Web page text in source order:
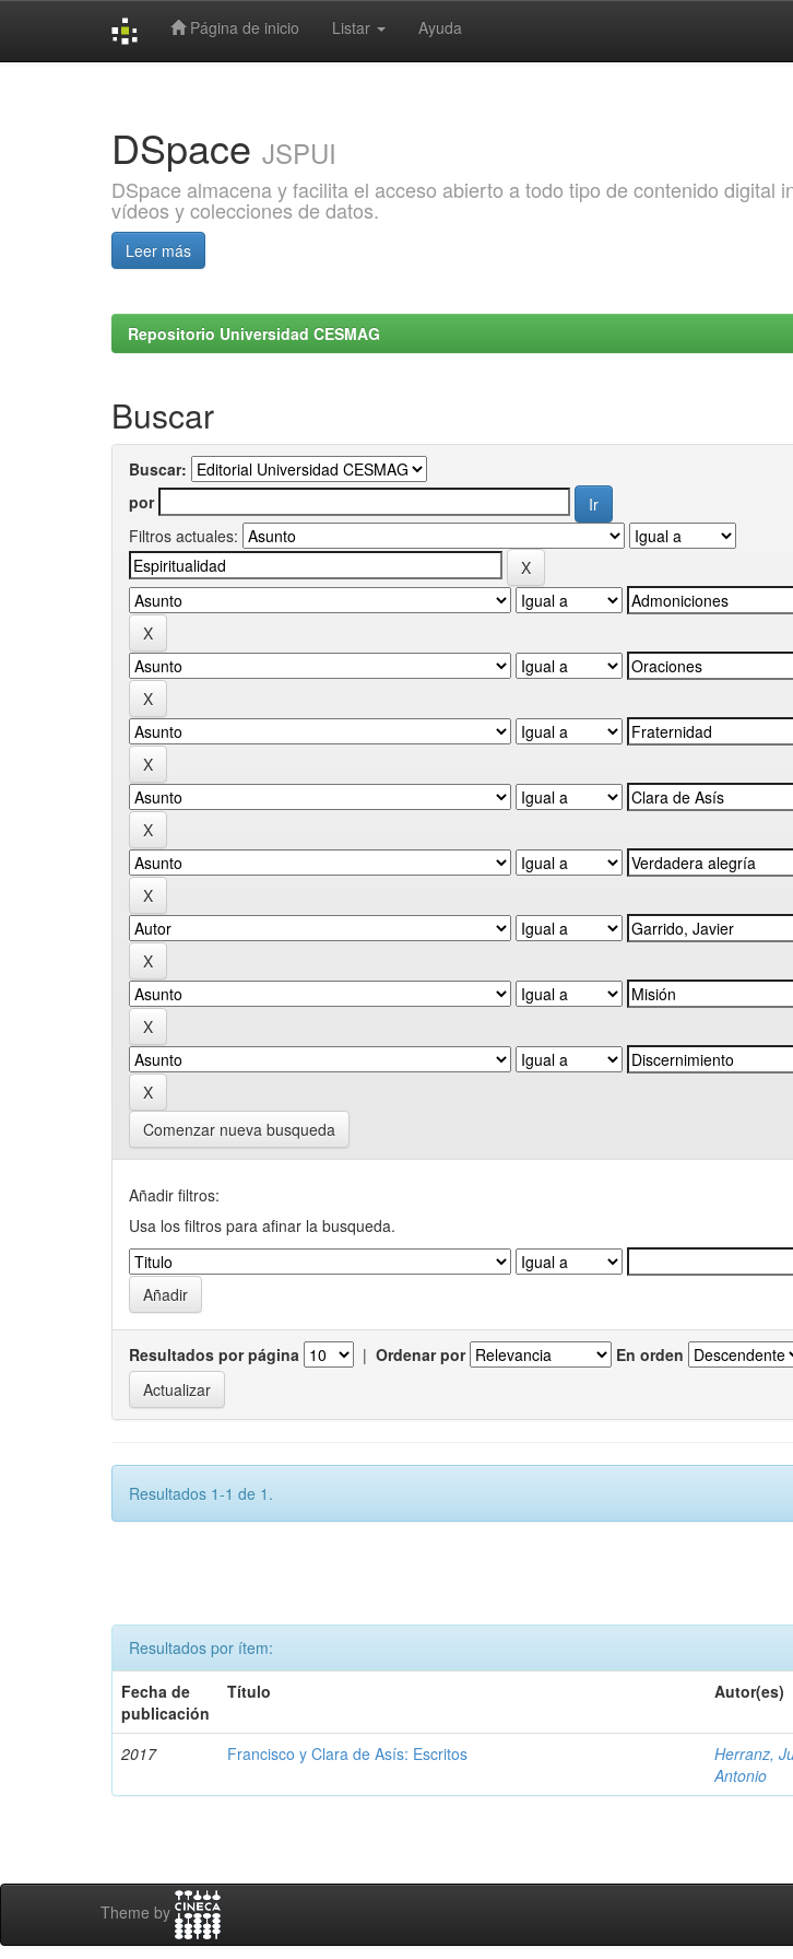
Página de inicio Listar Ayuda
DSpace JSPUI
DSpace almacena y facilita el acceso abierto a todo tipo de contenido digital
vídeos y colecciones de datos.
Leer más
Repositorio Universidad CESMAG
Buscar
Buscar:
por
Filtros actuales:
Comenzar nueva busqueda
Añadir filtros:
Usa los filtros para afinar la busqueda.
Resultados por página | Ordenar por En orden
Resultados 1-1 de 1.
Resultados por ítem:
Fecha de
publicación
Título Autor(es)
2017 Francisco y Clara de Asís: Escritos Herranz,
Antonio
Theme by